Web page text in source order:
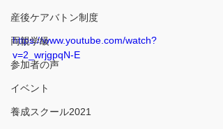
産後ケアバトン制度
両親学級
参加者の声
イベント
養成スクール2021
https://www.youtube.com/watch?
v=2_wrjgpqN-E